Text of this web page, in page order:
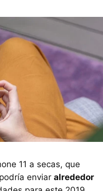
11 a secas, que
enviar alrededor